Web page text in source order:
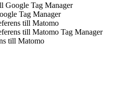
Google Tag Manager
Tag Manager
till Matomo
till Matomo Tag Manager
till Matomo